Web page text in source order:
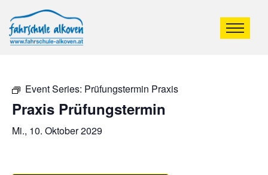
Event Series: Prüfungstermin Praxis
Praxis Prüfungstermin
Mi., 10. Oktober 2029